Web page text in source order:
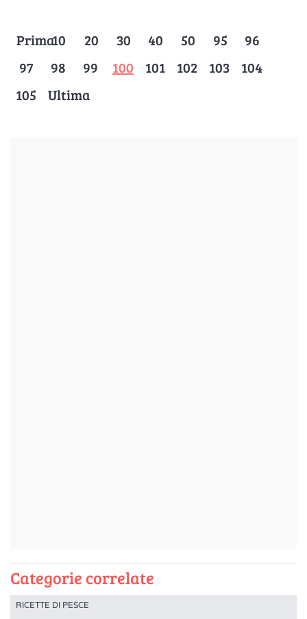
Prima10 20 30 40 50 95
96
97
98 99 100 101 102 103
104
105
Ultima
Categorie correlate
RICETTE DI PESCE